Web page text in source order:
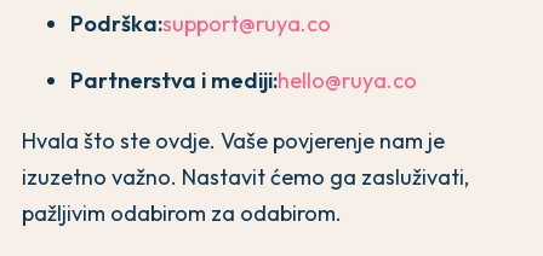
Podrška:support@ruya.co
Partnerstva i mediji:hello@ruya.co
Hvala što ste ovdje. Vaše povjerenje nam je
izuzetno važno. Nastavit ćemo ga zasluživati,
pažljivim odabirom za odabirom.